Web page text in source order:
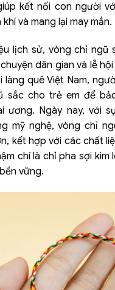
kết nối con người
và mang lại may mắn.
lịch sử, vòng chỉ ngũ
dân gian và lễ
làng quê Việt Nam,
sắc cho trẻ em để
ương. Ngày nay, với
mỹ nghệ, vòng chỉ
kết hợp với các chất
chí là chỉ pha sợi kim
vững.